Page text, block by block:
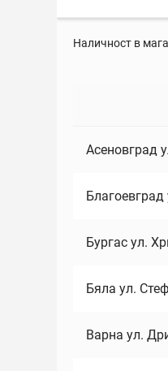
Наличност в
Асеновград
Бургас ул.
Бяла ул.
Варна ул.